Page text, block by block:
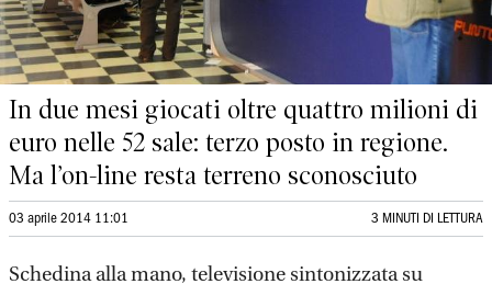
In due mesi giocati oltre quattro milioni di
euro nelle 52 sale: terzo posto in regione.
Ma l’on-line resta terreno sconosciuto
03 aprile 2014 11:01 3 MINUTI DI LETTURA
Schedina alla mano, televisione sintonizzata su